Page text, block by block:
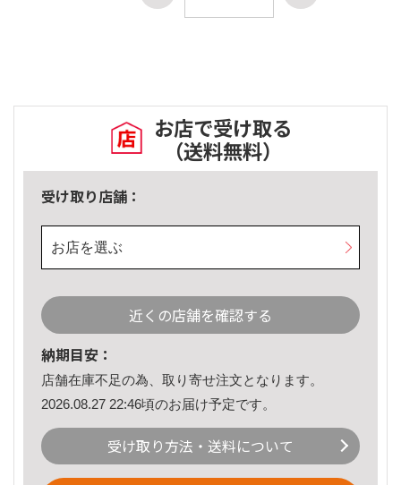
お店で受け取る
（送料無料）
受け取り店舗：
お店を選ぶ
近くの店舗を確認する
納期目安：
店舗在庫不足の為、取り寄せ注文となります。
2026.08.27 22:46頃のお届け予定です。
受け取り方法・送料について